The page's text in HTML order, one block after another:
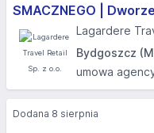
SMACZNEGO |
Lagardere
Bydgoszcz
umowa
Dodana 8 sierpnia